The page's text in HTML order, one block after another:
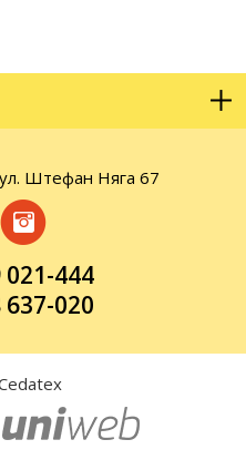
Штефан Няга 67
021-444
637-020